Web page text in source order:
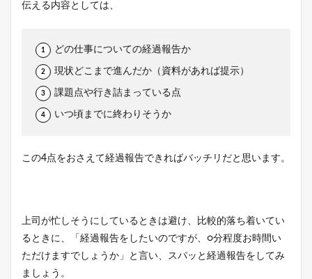
伝える内容としては、
どの仕事についての経過報告か
現状どこまで進んだか（資料があれば提示）
課題点や行き詰まっている点
いつ頃までに終わりそうか
この4点をおさえて経過報告できればバッチリだと思います。
上司が忙しそうにしているときは避け、比較的落ち着いてい
るときに、「経過報告をしたいのですが、○分程度お時間い
ただけますでしょうか」と言い、スパッと経過報告をしてみ
ましょう。